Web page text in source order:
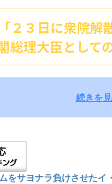
２３日に衆院解
総理大臣として
続きを
をサヨナラ負けさせたイ